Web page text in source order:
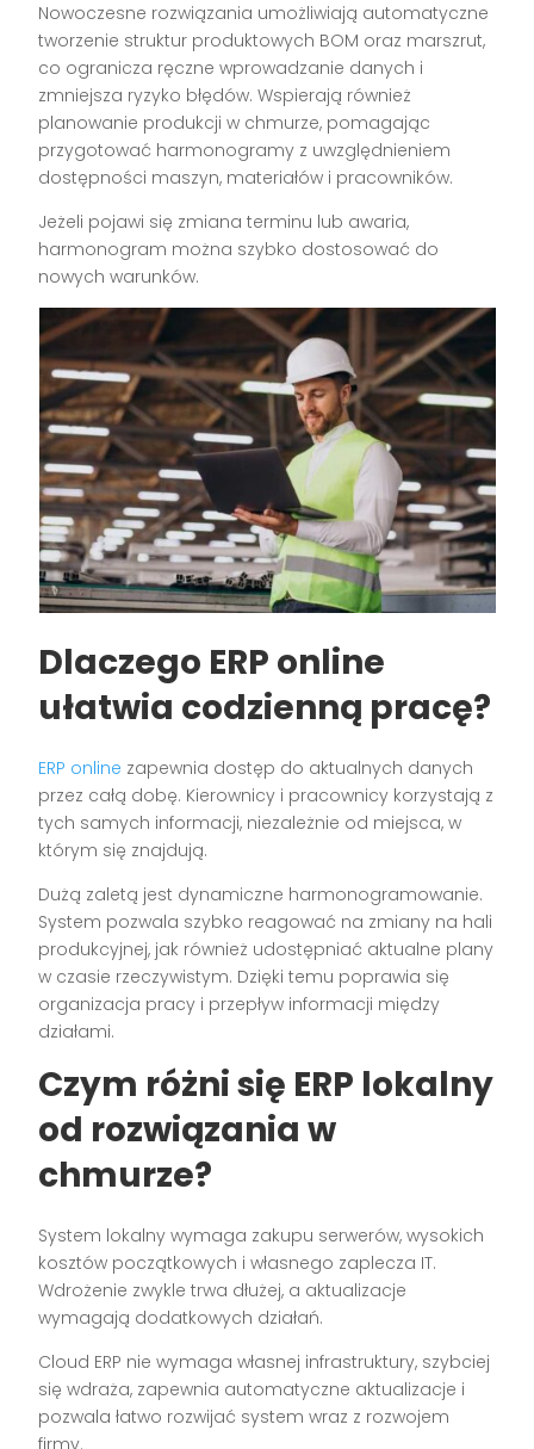
Nowoczesne rozwiązania umożliwiają automatyczne
tworzenie struktur produktowych BOM oraz marszrut,
co ogranicza ręczne wprowadzanie danych i
zmniejsza ryzyko błędów. Wspierają również
planowanie produkcji w chmurze, pomagając
przygotować harmonogramy z uwzględnieniem
dostępności maszyn, materiałów i pracowników.
Jeżeli pojawi się zmiana terminu lub awaria,
harmonogram można szybko dostosować do
nowych warunków.
Dlaczego ERP online
ułatwia codzienną pracę?
ERP online zapewnia dostęp do aktualnych danych
przez całą dobę. Kierownicy i pracownicy korzystają z
tych samych informacji, niezależnie od miejsca, w
którym się znajdują.
Dużą zaletą jest dynamiczne harmonogramowanie.
System pozwala szybko reagować na zmiany na hali
produkcyjnej, jak również udostępniać aktualne plany
w czasie rzeczywistym. Dzięki temu poprawia się
organizacja pracy i przepływ informacji między
działami.
Czym różni się ERP lokalny
od rozwiązania w
chmurze?
System lokalny wymaga zakupu serwerów, wysokich
kosztów początkowych i własnego zaplecza IT.
Wdrożenie zwykle trwa dłużej, a aktualizacje
wymagają dodatkowych działań.
Cloud ERP nie wymaga własnej infrastruktury, szybciej
się wdraża, zapewnia automatyczne aktualizacje i
pozwala łatwo rozwijać system wraz z rozwojem